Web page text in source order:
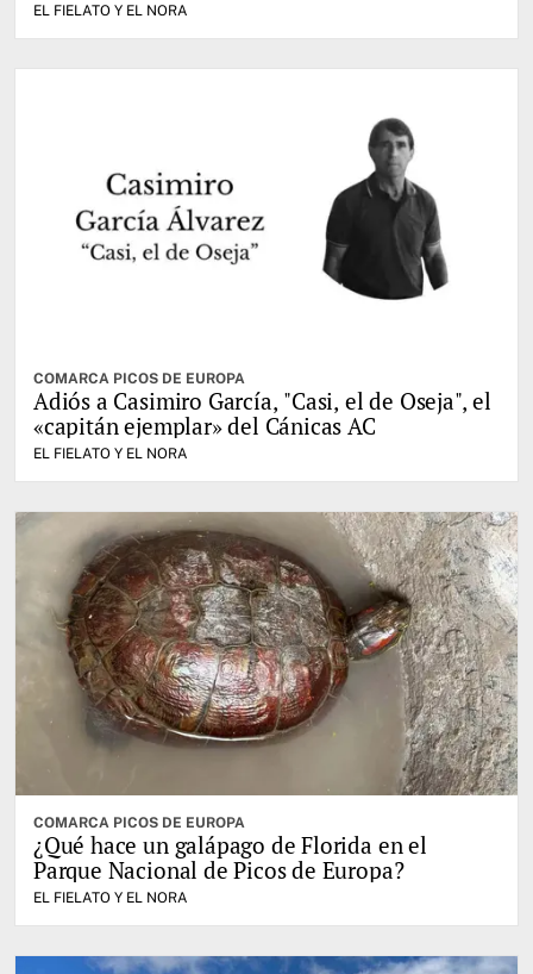
EL FIELATO Y EL NORA
COMARCA PICOS DE EUROPA
Adiós a Casimiro García, "Casi, el de Oseja", el
«capitán ejemplar» del Cánicas AC
EL FIELATO Y EL NORA
COMARCA PICOS DE EUROPA
¿Qué hace un galápago de Florida en el
Parque Nacional de Picos de Europa?
EL FIELATO Y EL NORA